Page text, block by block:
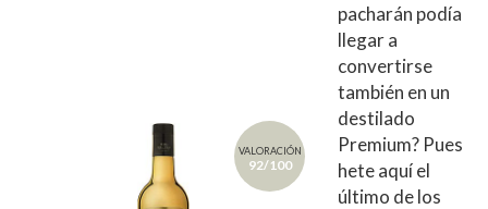
VALORACIÓN
92/100
pacharán podía
llegar a
convertirse
también en un
destilado
Premium? Pues
hete aquí el
último de los